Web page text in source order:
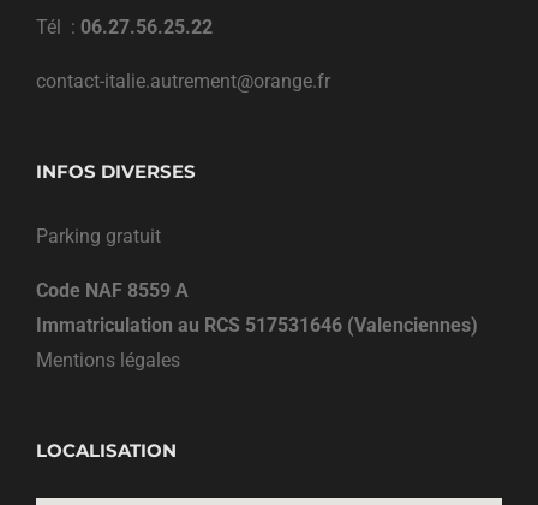
Tél : 06.27.56.25.22
contact-italie.autrement@orange.fr
INFOS DIVERSES
Parking gratuit
Code NAF 8559 A
Immatriculation au RCS 517531646 (Valenciennes)
Mentions légales
LOCALISATION